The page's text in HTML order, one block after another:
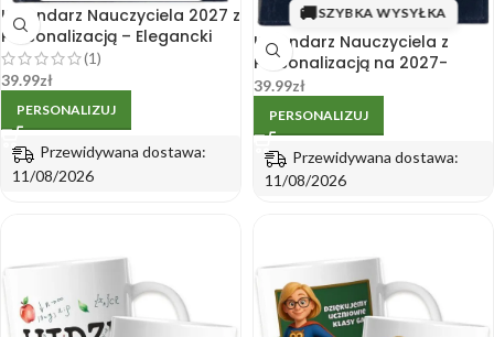
Kalendarz Nauczyciela 2027 z
Personalizacją – Elegancki
Prezent dla Nauczyciela
(1)
39.99zł
PERSONALIZUJ
Przewidywana dostawa:
11/08/2026
🚚SZYBKA WYSYŁKA
Kalendarz Nauczyciela z
Personalizacją na 2027-
Elegancki Personalizowany
39.99zł
PERSONALIZUJ
Przewidywana dostawa:
11/08/2026